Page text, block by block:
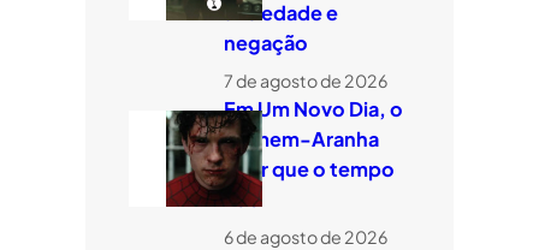
ansiedade e
negação
7 de agosto de 2026
Em Um Novo Dia, o
Homem-Aranha
quer que o tempo
voe
6 de agosto de 2026